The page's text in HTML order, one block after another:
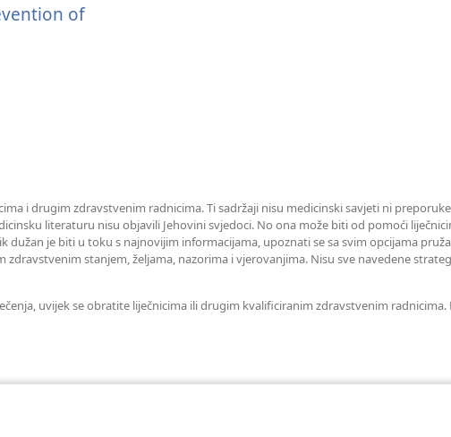
of
i drugim zdravstvenim radnicima. Ti sadržaji nisu medicinski savjeti ni
literaturu nisu objavili Jehovini svjedoci. No ona može biti od pomoći
je biti u toku s najnovijim informacijama, upoznati se sa svim opcijama
stanjem, željama, nazorima i vjerovanjima. Nisu sve navedene
uvijek se obratite liječnicima ili drugim kvalificiranim zdravstvenim radnicima.